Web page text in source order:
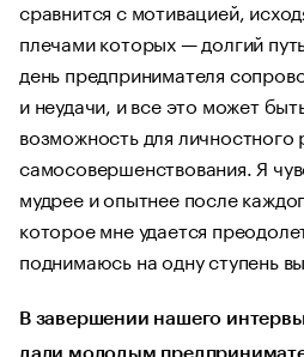
сравнится с мотивацией,
плечами которых — долгий
день предпринимателя
и неудачи, и все это может
возможность для личностного
самосовершенствования. Я
мудрее и опытнее после
которое мне удается
поднимаюсь на одну ступень
В завершении нашего